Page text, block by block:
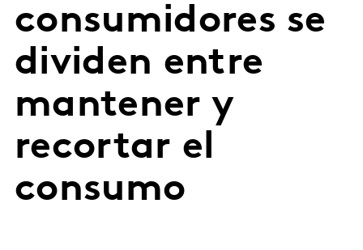
consumidores se
dividen entre
mantener y
recortar el
consumo